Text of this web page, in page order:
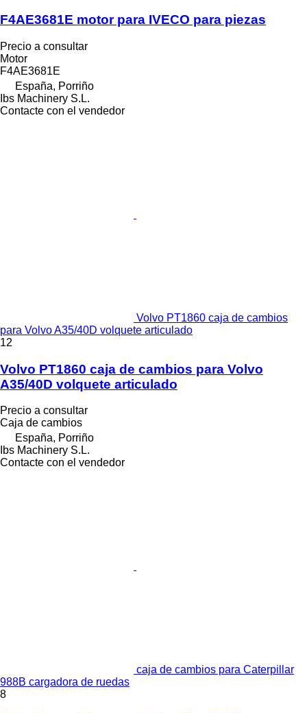
F4AE3681E motor para IVECO para piezas
Precio a consultar
Motor
F4AE3681E
España, Porriño
Ibs Machinery S.L.
Contacte con el vendedor
Volvo PT1860 caja de cambios
para Volvo A35/40D volquete articulado
12
Volvo PT1860 caja de cambios para Volvo
A35/40D volquete articulado
Precio a consultar
Caja de cambios
España, Porriño
Ibs Machinery S.L.
Contacte con el vendedor
caja de cambios para Caterpillar
988B cargadora de ruedas
8